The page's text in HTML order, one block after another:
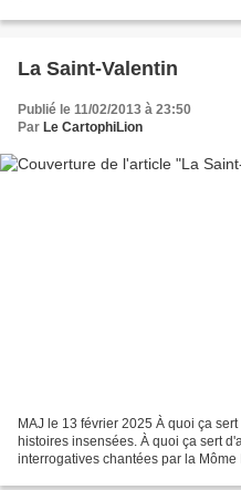
La Saint-Valentin
Publié le 11/02/2013 à 23:50
Par Le CartophiLion
MAJ le 13 février 2025 À quoi ça
histoires insensées. À quoi ça sert
interrogatives chantées par la